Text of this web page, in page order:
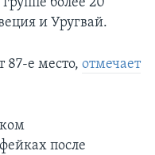
более 20
и Уругвай.
87-е место, отмечает
после